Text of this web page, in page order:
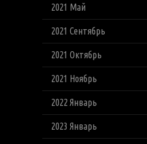
2021 Май
2021 Сентябрь
2021 Октябрь
2021 Ноябрь
2022 Январь
2023 Январь